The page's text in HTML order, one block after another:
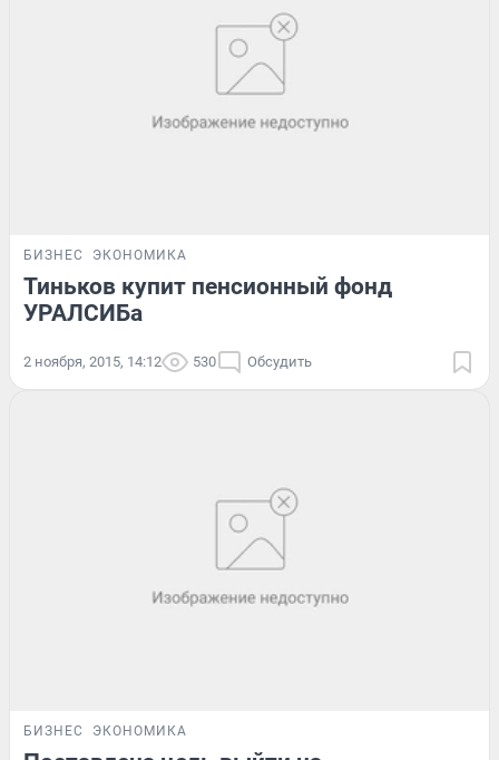
БИЗНЕС ЭКОНОМИКА
Тиньков купит пенсионный фонд
УРАЛСИБа
2 ноября, 2015, 14:12 530 Обсудить
БИЗНЕС ЭКОНОМИКА